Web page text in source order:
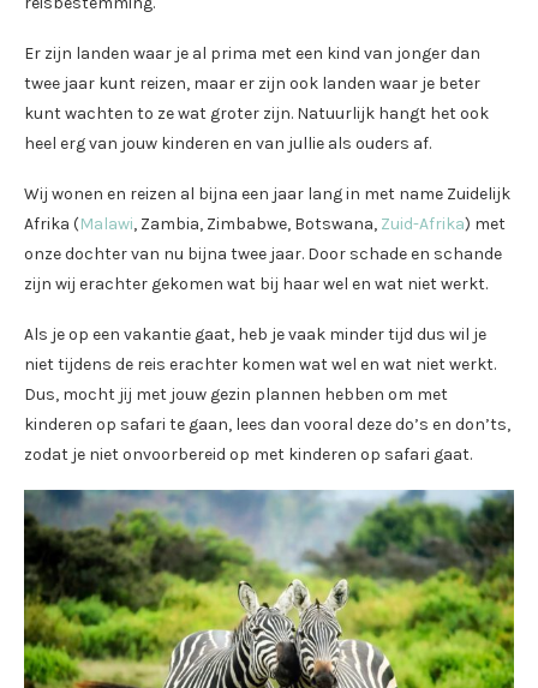
Er zijn landen waar je al prima met een kind van jonger dan
twee jaar kunt reizen, maar er zijn ook landen waar je beter
kunt wachten to ze wat groter zijn. Natuurlijk hangt het ook
heel erg van jouw kinderen en van jullie als ouders af.
Wij wonen en reizen al bijna een jaar lang in met name Zuidelijk
Afrika (Malawi, Zambia, Zimbabwe, Botswana, Zuid-Afrika) met
onze dochter van nu bijna twee jaar. Door schade en schande
zijn wij erachter gekomen wat bij haar wel en wat niet werkt.
Als je op een vakantie gaat, heb je vaak minder tijd dus wil je
niet tijdens de reis erachter komen wat wel en wat niet werkt.
Dus, mocht jij met jouw gezin plannen hebben om met
kinderen op safari te gaan, lees dan vooral deze do’s en don’ts,
zodat je niet onvoorbereid op met kinderen op safari gaat.